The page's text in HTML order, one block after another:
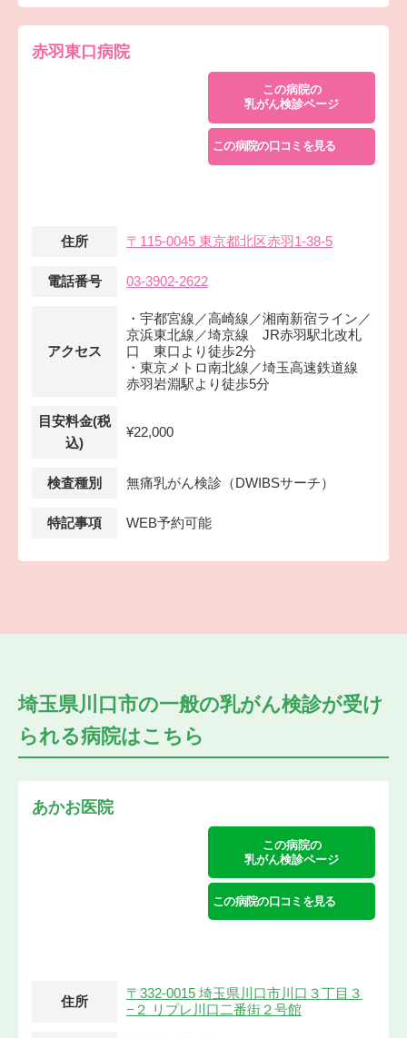
赤羽東口病院
この病院の
乳がん検診ページ
この病院の口コミを見る
住所 〒115-0045 東京都北区赤羽1-38-5
電話番号 03-3902-2622
アクセス
・宇都宮線／高崎線／湘南新宿ライン／
京浜東北線／埼京線 JR赤羽駅北改札
口 東口より徒歩2分
・東京メトロ南北線／埼玉高速鉄道線
赤羽岩淵駅より徒歩5分
目安料金(税
込)
¥22,000
検査種別 無痛乳がん検診（DWIBSサーチ）
特記事項 WEB予約可能
埼玉県川口市の一般の乳がん検診が受け
られる病院はこちら
あかお医院
この病院の
乳がん検診ページ
この病院の口コミを見る
住所
〒332-0015 埼玉県川口市川口３丁目３
−２ リプレ川口二番街２号館